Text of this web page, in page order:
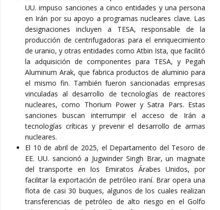
UU. impuso sanciones a cinco entidades y una persona
en Irán por su apoyo a programas nucleares clave. Las
designaciones incluyen a TESA, responsable de la
producción de centrifugadoras para el enriquecimiento
de uranio, y otras entidades como Atbin Ista, que facilitó
la adquisición de componentes para TESA, y Pegah
Aluminum Arak, que fabrica productos de aluminio para
el mismo fin. También fueron sancionadas empresas
vinculadas al desarrollo de tecnologías de reactores
nucleares, como Thorium Power y Satra Pars. Estas
sanciones buscan interrumpir el acceso de Irán a
tecnologías críticas y prevenir el desarrollo de armas
nucleares.
El 10 de abril de 2025, el Departamento del Tesoro de
EE. UU. sancionó a Jugwinder Singh Brar, un magnate
del transporte en los Emiratos Árabes Unidos, por
facilitar la exportación de petróleo iraní. Brar opera una
flota de casi 30 buques, algunos de los cuales realizan
transferencias de petróleo de alto riesgo en el Golfo